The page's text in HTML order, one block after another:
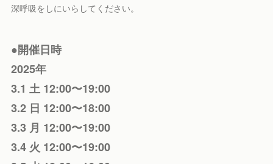
深呼吸をしにいらしてください。
●開催日時
2025年
3.1 土 12:00〜19:00
3.2 日 12:00〜18:00
3.3 月 12:00〜19:00
3.4 火 12:00〜19:00